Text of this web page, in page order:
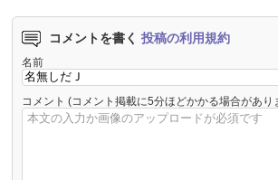
コメントを書く 投稿の利用規約
名前
コメント (コメント掲載に5分ほどかかる場合があり